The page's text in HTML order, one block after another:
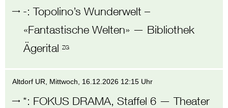
-:Topolino’s Wunderwelt –
«Fantastische Welten» — Bibliothek
Ägerital ZG
Altdorf UR , Mittwoch, 16.12.2026 12:15 Uhr
*: FOKUS DRAMA, Staffel 6 —Theater